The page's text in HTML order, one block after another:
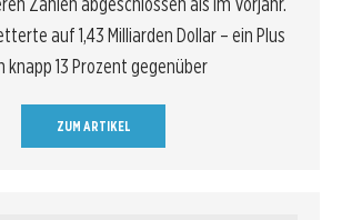
auf 1,43 Milliarden Dollar – ein Plus
knapp 13 Prozent gegenüber
ZUM ARTIKEL